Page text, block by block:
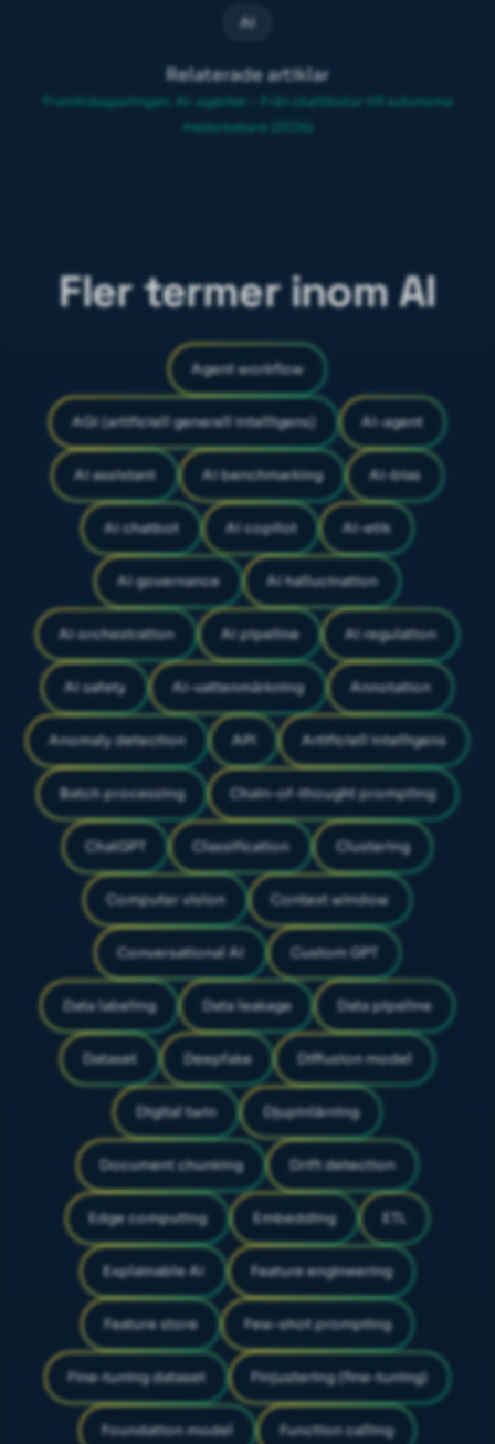
AI
Relaterade artiklar
Framtidsspaningen: AI-agenter – Från chattbotar till autonoma
medarbetare (2026)
Fler termer inom AI
Agent workflow
AGI (artificiell generell intelligens) AI-agent
AI assistant AI benchmarking AI-bias
AI chatbot AI copilot AI-etik
AI governance AI hallucination
AI orchestration AI pipeline AI regulation
AI safety AI-vattenmärkning Annotation
Anomaly detection API Artificiell intelligens
Batch processing Chain-of-thought prompting
ChatGPT Classification Clustering
Computer vision Context window
Conversational AI Custom GPT
Data labeling Data leakage Data pipeline
Dataset Deepfake Diffusion model
Digital twin Djupinlärning
Document chunking Drift detection
Edge computing Embedding ETL
Explainable AI Feature engineering
Feature store Few-shot prompting
Fine-tuning dataset Finjustering (fine-tuning)
Foundation model Function calling